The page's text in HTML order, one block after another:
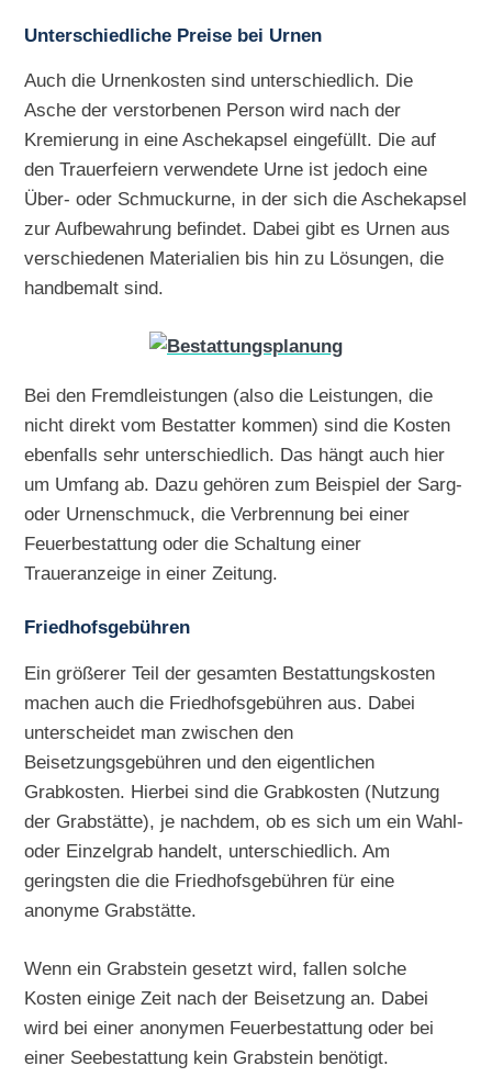
Unterschiedliche Preise bei Urnen
Auch die Urnenkosten sind unterschiedlich. Die
Asche der verstorbenen Person wird nach der
Kremierung in eine Aschekapsel eingefüllt. Die auf
den Trauerfeiern verwendete Urne ist jedoch eine
Über- oder Schmuckurne, in der sich die Aschekapsel
zur Aufbewahrung befindet. Dabei gibt es Urnen aus
verschiedenen Materialien bis hin zu Lösungen, die
handbemalt sind.
Bei den Fremdleistungen (also die Leistungen, die
nicht direkt vom Bestatter kommen) sind die Kosten
ebenfalls sehr unterschiedlich. Das hängt auch hier
um Umfang ab. Dazu gehören zum Beispiel der Sarg-
oder Urnenschmuck, die Verbrennung bei einer
Feuerbestattung oder die Schaltung einer
Traueranzeige in einer Zeitung.
Friedhofsgebühren
Ein größerer Teil der gesamten Bestattungskosten
machen auch die Friedhofsgebühren aus. Dabei
unterscheidet man zwischen den
Beisetzungsgebühren und den eigentlichen
Grabkosten. Hierbei sind die Grabkosten (Nutzung
der Grabstätte), je nachdem, ob es sich um ein Wahl-
oder Einzelgrab handelt, unterschiedlich. Am
geringsten die die Friedhofsgebühren für eine
anonyme Grabstätte.
Wenn ein Grabstein gesetzt wird, fallen solche
Kosten einige Zeit nach der Beisetzung an. Dabei
wird bei einer anonymen Feuerbestattung oder bei
einer Seebestattung kein Grabstein benötigt.